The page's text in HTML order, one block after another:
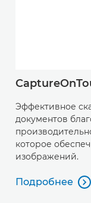
Эффективное
документов
которое
изображений.
Подробнее
Подробнее
